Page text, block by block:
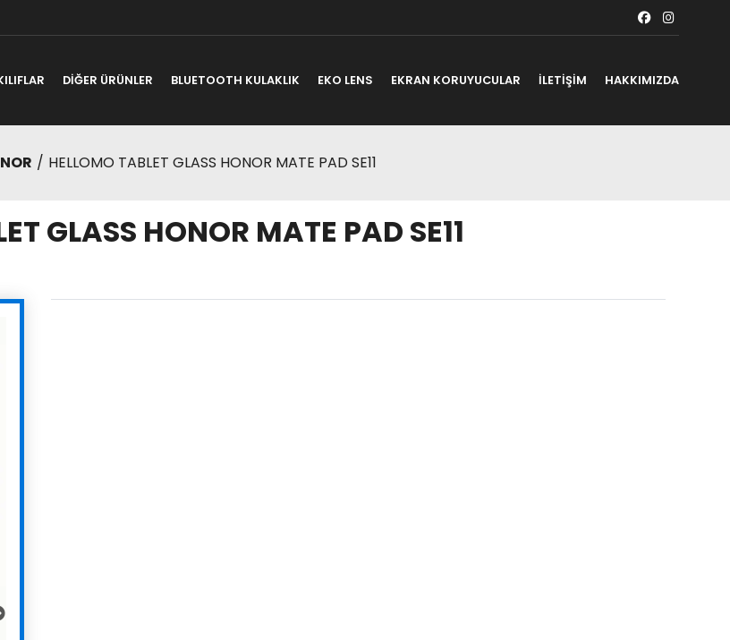
DİĞER ÜRÜNLER BLUETOOTH KULAKLIK EKO LENS EKRAN KORUYUCULAR İLETİŞİM HAKKIMIZDA
HELLOMO TABLET GLASS HONOR MATE PAD SE11
GLASS HONOR MATE PAD SE11